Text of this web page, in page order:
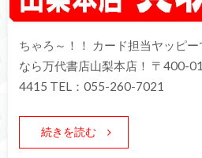
ちゃろ～！！ カード担当ヤッ
なら万代書店山梨本店！ 〒400-
4415 TEL：055-260-7021
続きを読む